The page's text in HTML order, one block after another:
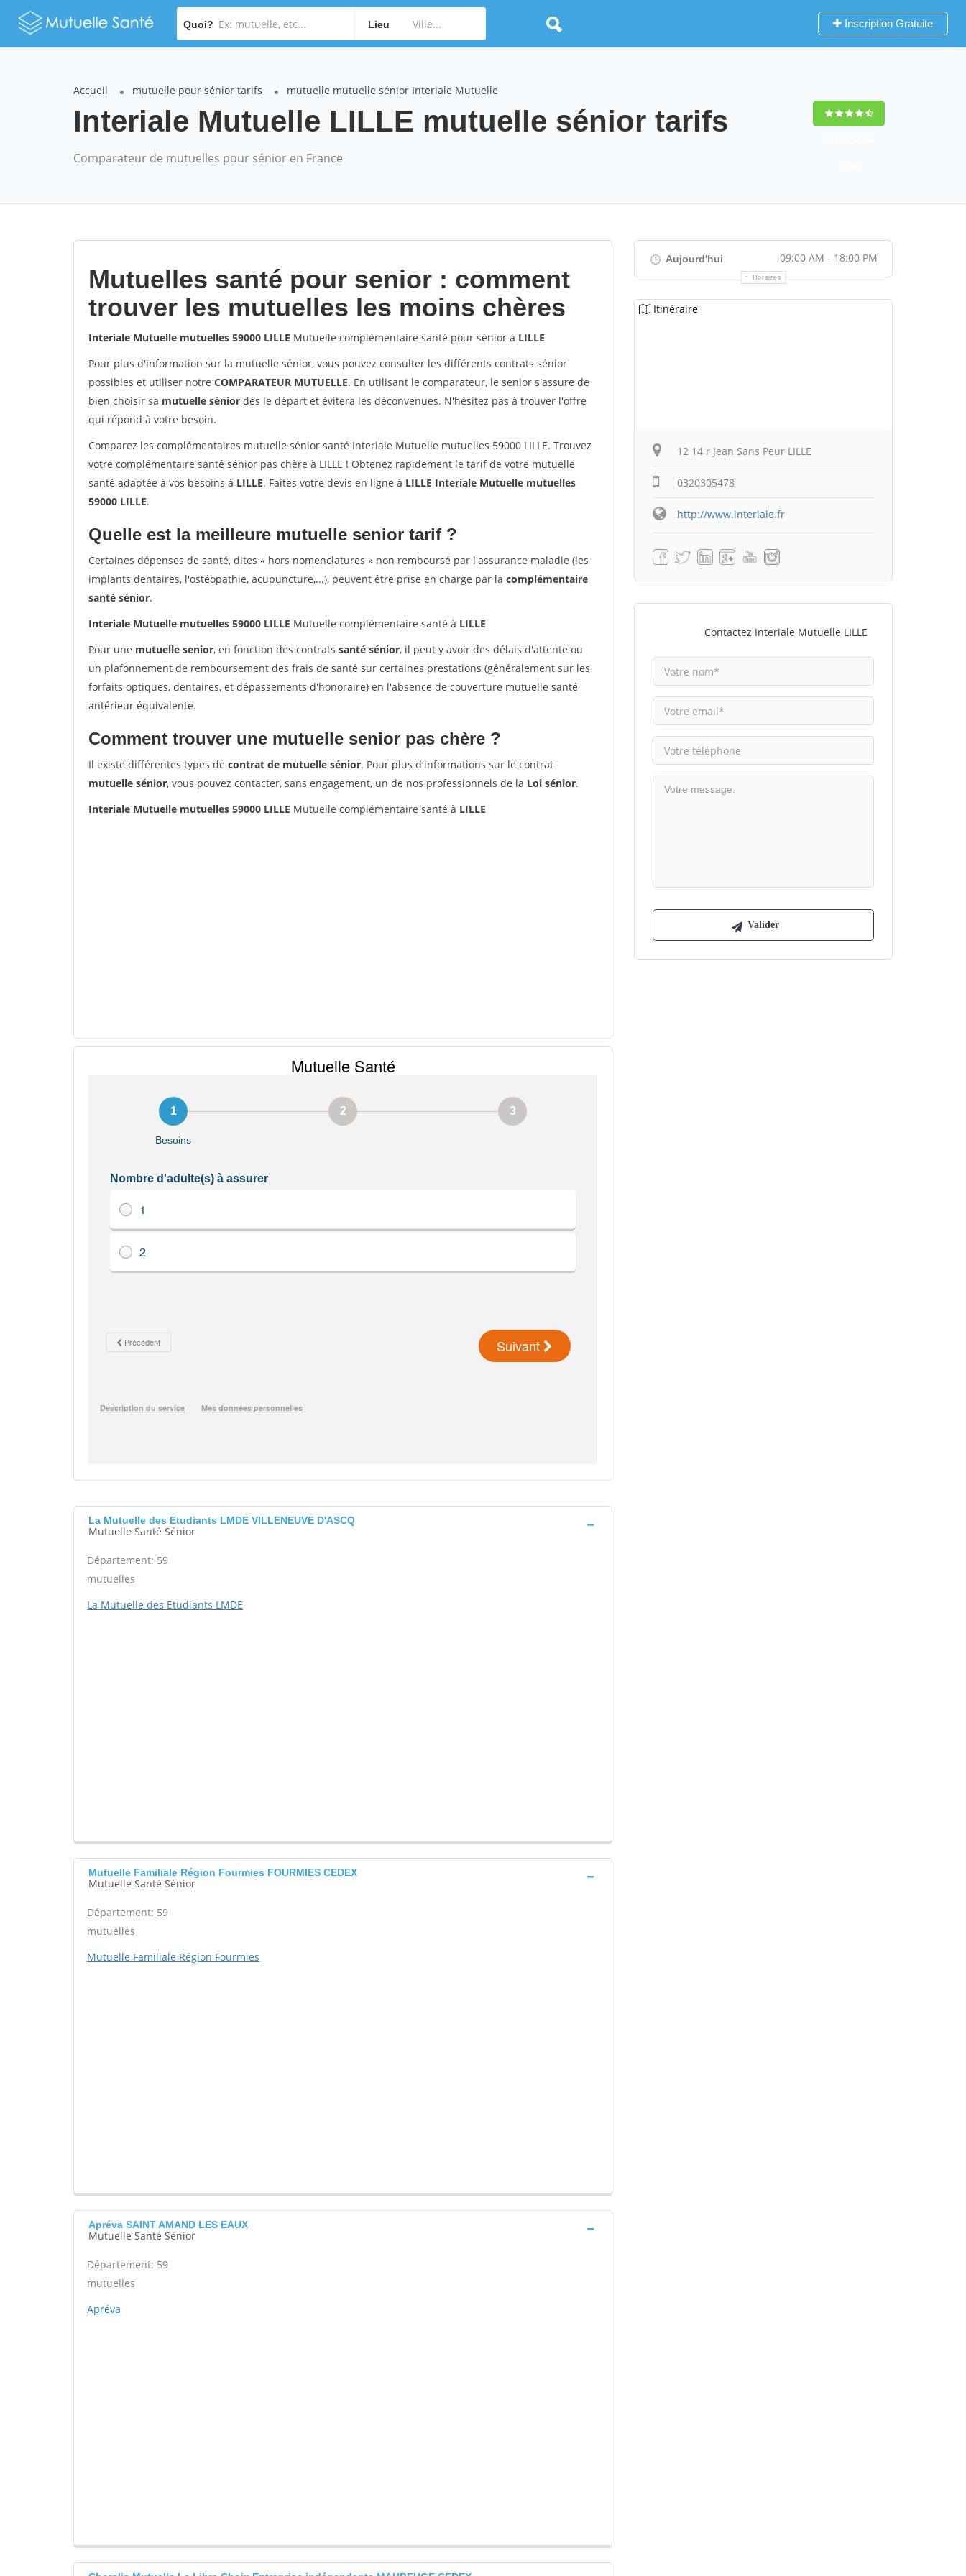
Quoi? Lieu Inscription Gratuite
Accueil mutuelle pour sénior tarifs mutuelle mutuelle sénior Interiale Mutuelle
Interiale Mutuelle LILLE mutuelle sénior tarifs
Comparateur de mutuelles pour sénior en France
Mutuelles santé pour senior : comment
trouver les mutuelles les moins chères
Interiale Mutuelle mutuelles 59000 LILLE Mutuelle complémentaire santé pour sénior à LILLE
Pour plus d'information sur la mutuelle sénior, vous pouvez consulter les différents contrats sénior
possibles et utiliser notre COMPARATEUR MUTUELLE. En utilisant le comparateur, le senior s'assure de
bien choisir sa mutuelle sénior dès le départ et évitera les déconvenues. N'hésitez pas à trouver l'offre
qui répond à votre besoin.
Comparez les complémentaires mutuelle sénior santé Interiale Mutuelle mutuelles 59000 LILLE. Trouvez
votre complémentaire santé sénior pas chère à LILLE ! Obtenez rapidement le tarif de votre mutuelle
santé adaptée à vos besoins à LILLE. Faites votre devis en ligne à LILLE Interiale Mutuelle mutuelles
59000 LILLE.
Quelle est la meilleure mutuelle senior tarif ?
Certaines dépenses de santé, dites « hors nomenclatures » non remboursé par l'assurance maladie (les
implants dentaires, l'ostéopathie, acupuncture,...), peuvent être prise en charge par la complémentaire
santé sénior.
Interiale Mutuelle mutuelles 59000 LILLE Mutuelle complémentaire santé à LILLE
Pour une mutuelle senior, en fonction des contrats santé sénior, il peut y avoir des délais d'attente ou
un plafonnement de remboursement des frais de santé sur certaines prestations (généralement sur les
forfaits optiques, dentaires, et dépassements d'honoraire) en l'absence de couverture mutuelle santé
antérieur équivalente.
Comment trouver une mutuelle senior pas chère ?
Il existe différentes types de contrat de mutuelle sénior. Pour plus d'informations sur le contrat
mutuelle sénior, vous pouvez contacter, sans engagement, un de nos professionnels de la Loi sénior.
Interiale Mutuelle mutuelles 59000 LILLE Mutuelle complémentaire santé à LILLE
La Mutuelle des Etudiants LMDE VILLENEUVE D'ASCQ
Mutuelle Santé Sénior
Département: 59
mutuelles
La Mutuelle des Etudiants LMDE
Mutuelle Familiale Région Fourmies FOURMIES CEDEX
Mutuelle Santé Sénior
Département: 59
mutuelles
Mutuelle Familiale Région Fourmies
Apréva SAINT AMAND LES EAUX
Mutuelle Santé Sénior
Département: 59
mutuelles
Apréva
Aujourd'hui 09:00 AM - 18:00 PM
Horaires
Itinéraire
12 14 r Jean Sans Peur LILLE
0320305478
http://www.interiale.fr
Contactez Interiale Mutuelle LILLE